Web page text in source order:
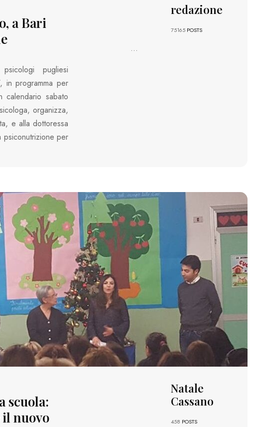
a Bari
pugliesi
in programma per
calendario sabato
organizza,
e alla dottoressa
psiconutrizione per
redazione
75165 POSTS
...
scuola:
nuovo
Natale
Cassano
458 POSTS